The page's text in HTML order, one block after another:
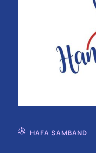
HAFA SAMBAND